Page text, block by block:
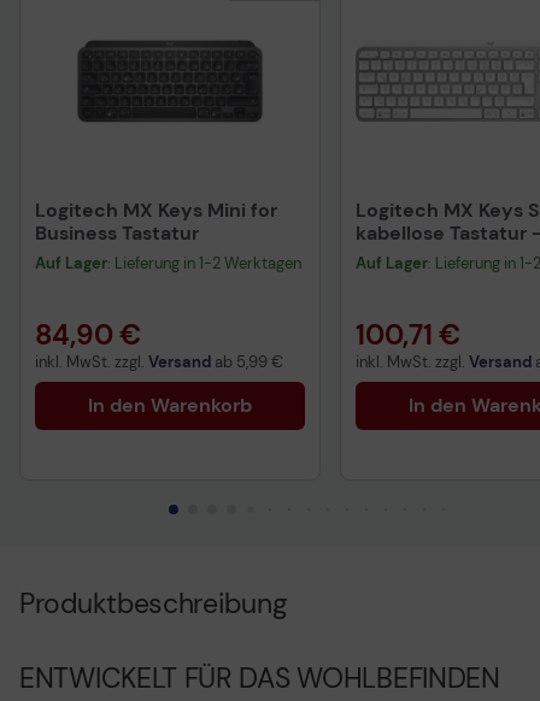
Logitech MX Keys Mini for
Business Tastatur
Auf Lager: Lieferung in 1-2 Werktagen
84,90 €
inkl. MwSt. zzgl. Versand ab 5,99 €
In den Warenkorb
Logitech MX Keys S
kabellose Tastatur -
DE - hellgrau
Auf Lager: Lieferung in
100,71 €
inkl. MwSt. zzgl. Versand
In den
Produktbeschreibung
ENTWICKELT FÜR DAS WOHLBEFINDEN